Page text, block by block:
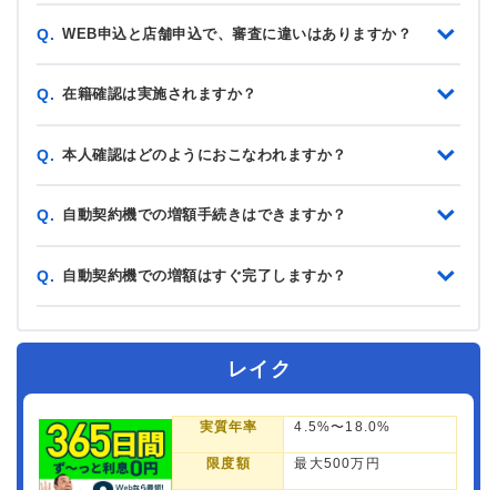
Q. WEB申込と店舗申込で、審査に違いはありますか？
Q. 在籍確認は実施されますか？
Q. 本人確認はどのようにおこなわれますか？
Q. 自動契約機での増額手続きはできますか？
Q. 自動契約機での増額はすぐ完了しますか？
レイク
実質年率 4.5%〜18.0%
限度額 最大500万円